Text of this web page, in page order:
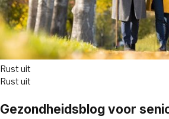
Rust uit
Rust uit
Gezondheidsblog voor